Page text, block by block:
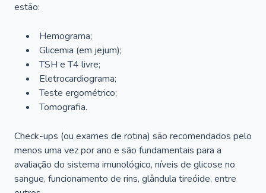
estão:
Hemograma;
Glicemia (em jejum);
TSH e T4 livre;
Eletrocardiograma;
Teste ergométrico;
Tomografia.
Check-ups (ou exames de rotina) são recomendados pelo
menos uma vez por ano e são fundamentais para a
avaliação do sistema imunológico, níveis de glicose no
sangue, funcionamento de rins, glândula tireóide, entre